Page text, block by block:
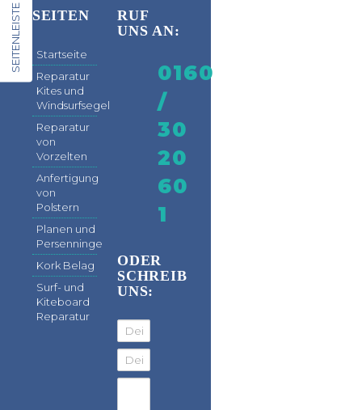
SEITENLEISTE SEITEN
Startseite
Reparatur
Kites und
Windsurfsegel
Reparatur
von
Vorzelten
Anfertigung
von
Polstern
Planen und
Persenninge
Kork Belag
Surf- und
Kiteboard
Reparatur
RUF
UNS AN:
0160
/
30
20
60
1
ODER
SCHREIB
UNS:
Dein Name
Deine Email Adresse